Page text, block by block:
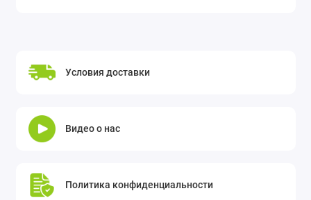
Условия доставки
Видео о нас
Политика конфиденциальности